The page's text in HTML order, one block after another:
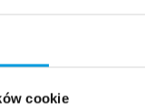
cookie